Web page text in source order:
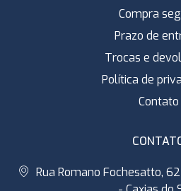
Compra
Prazo de
Trocas e
Política de
Contato
Rua Romano Fochesatto,